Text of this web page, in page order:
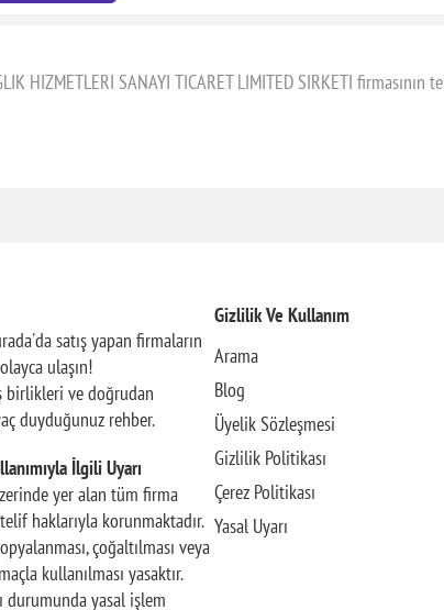
HIZMETLERI SANAYI TICARET LIMITED SIRKETI
satış yapan firmaların
ulaşın!
birlikleri ve doğrudan
duyduğunuz rehber.
İlgili Uyarı
yer alan tüm firma
haklarıyla korunmaktadır.
çoğaltılması veya
kullanılması yasaktır.
durumunda yasal işlem
Gizlilik Ve Kullanım
Arama
Blog
Üyelik Sözleşmesi
Gizlilik Politikası
Çerez Politikası
Yasal Uyarı